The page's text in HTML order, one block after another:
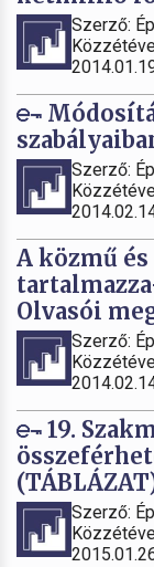
Szerző:
Szerző:
A közmű
Olvasói
Szerző:
19.
Szerző: